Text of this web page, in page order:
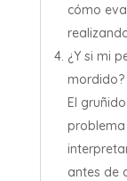
cómo
¿Y si mi
mordido?
El
problema
antes de